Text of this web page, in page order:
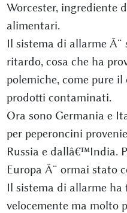
Worcester, ingrediente
alimentari.
Il sistema di allarme
ritardo, cosa che ha
polemiche, come pure
prodotti contaminati.
Ora sono Germania e
per peperoncini
Russia e dallâ€™India.
Europa Ã¨ ormai stato
Il sistema di allarme
velocemente ma molto